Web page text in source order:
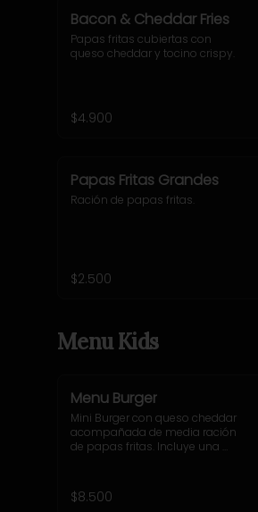
Bacon & Cheddar Fries
Papas fritas cubiertas con
queso cheddar y tocino crispy.
$4.900
Papas Fritas Grandes
Ración de papas fritas.
$2.500
Menu Kids
Menu Burger
Mini Burger con queso cheddar
acompañada de media ración
de papas fritas. Incluye una
$8.500